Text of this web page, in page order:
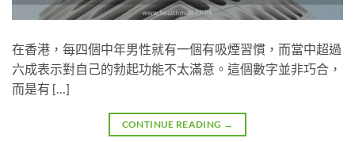
在香港，每四個中年男性就有一個有吸煙習慣，而當中超過
六成表示對自己的勃起功能不太滿意。這個數字並非巧合，
而是有 […]
CONTINUE READING →